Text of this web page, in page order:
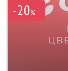
-20%